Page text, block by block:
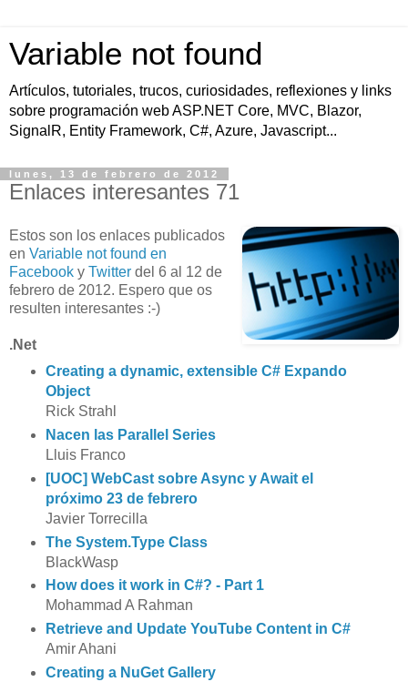
Variable not found
Artículos, tutoriales, trucos, curiosidades, reflexiones y links
sobre programación web ASP.NET Core, MVC, Blazor,
SignalR, Entity Framework, C#, Azure, Javascript...
lunes, 13 de febrero de 2012
Enlaces interesantes 71
Estos son los enlaces publicados
en Variable not found en
Facebook y Twitter del 6 al 12 de
febrero de 2012. Espero que os
resulten interesantes :-)
.Net
Creating a dynamic, extensible C# Expando
Object
Rick Strahl
Nacen las Parallel Series
Lluis Franco
[UOC] WebCast sobre Async y Await el
próximo 23 de febrero
Javier Torrecilla
The System.Type Class
BlackWasp
How does it work in C#? - Part 1
Mohammad A Rahman
Retrieve and Update YouTube Content in C#
Amir Ahani
Creating a NuGet Gallery